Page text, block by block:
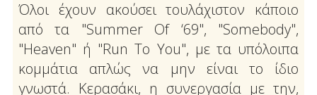
Όλοι έχουν ακούσει τουλάχιστον κάποιο
από τα "Summer Of ‘69", "Somebody",
"Heaven" ή "Run To You", με τα υπόλοιπα
κομμάτια απλώς να μην είναι το ίδιο
γνωστά. Κερασάκι, η συνεργασία με την,